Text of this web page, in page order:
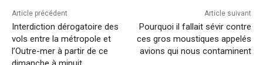
Article précédent
Interdiction dérogatoire des
vols entre la métropole et
l’Outre-mer à partir de ce
Article suivant
Pourquoi il fallait sévir contre
ces gros moustiques appelés
avions qui nous contaminent